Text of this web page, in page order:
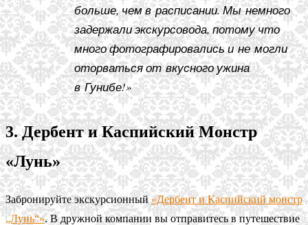
больше, чем в расписании. Мы немного
задержали экскурсовода, потому что
много фотографировались и не могли
оторваться от вкусного ужина
в Гунибе!»
3. Дербент и Каспийский Монстр
«Лунь»
Забронируйте экскурсионный«Дербент и Каспийский монстр
„Лунь“». В дружной компании вы отправитесь в путешествие